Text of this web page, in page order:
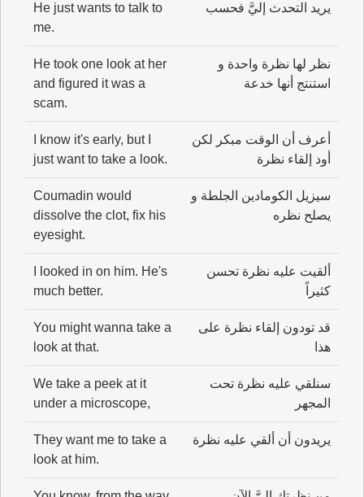
يريد التحدث إليَّ فحسب
He just wants to talk to
me.
نظر لها نظرة واحدة و
استنتج أنها خدعة
He took one look at her
and figured it was a
scam.
أعرف أن الوقت مبكر لكن
أود إلقاء نظرة
I know it's early, but I
just want to take a look.
سيزيل الكومادين الجلطة و
يصلح نظره
Coumadin would
dissolve the clot, fix his
eyesight.
ألقيت عليه نظرة تحسن
كثيراً
I looked in on him. He's
much better.
قد تودون إلقاء نظرة على
هذا
You might wanna take a
look at that.
سنلقي عليه نظرة تحت
المجهر
We take a peek at it
under a microscope,
يريدون أن ألقي عليه نظرة
They want me to take a
look at him.